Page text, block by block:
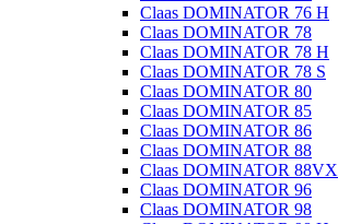
Claas DOMINATOR 76 H
Claas DOMINATOR 78
Claas DOMINATOR 78 H
Claas DOMINATOR 78 S
Claas DOMINATOR 80
Claas DOMINATOR 85
Claas DOMINATOR 86
Claas DOMINATOR 88
Claas DOMINATOR 88VX
Claas DOMINATOR 96
Claas DOMINATOR 98